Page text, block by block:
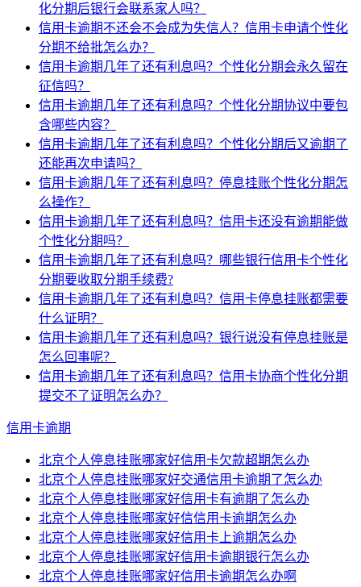
化分期后银行会联系家人吗？
信用卡逾期不还会不会成为失信人？信用卡申请个性化
分期不给批怎么办？
信用卡逾期几年了还有利息吗？个性化分期会永久留在
征信吗？
信用卡逾期几年了还有利息吗？个性化分期协议中要包
含哪些内容？
信用卡逾期几年了还有利息吗？个性化分期后又逾期了
还能再次申请吗？
信用卡逾期几年了还有利息吗？停息挂账个性化分期怎
么操作？
信用卡逾期几年了还有利息吗？信用卡还没有逾期能做
个性化分期吗？
信用卡逾期几年了还有利息吗？哪些银行信用卡个性化
分期要收取分期手续费?
信用卡逾期几年了还有利息吗？信用卡停息挂账都需要
什么证明？
信用卡逾期几年了还有利息吗？银行说没有停息挂账是
怎么回事呢？
信用卡逾期几年了还有利息吗？信用卡协商个性化分期
提交不了证明怎么办？
信用卡逾期
北京个人停息挂账哪家好信用卡欠款超期怎么办
北京个人停息挂账哪家好交通信用卡逾期了怎么办
北京个人停息挂账哪家好信用卡有逾期了怎么办
北京个人停息挂账哪家好信信用卡逾期怎么办
北京个人停息挂账哪家好信用卡上逾期怎么办
北京个人停息挂账哪家好信用卡逾期银行怎么办
北京个人停息挂账哪家好信用卡逾期怎么办啊